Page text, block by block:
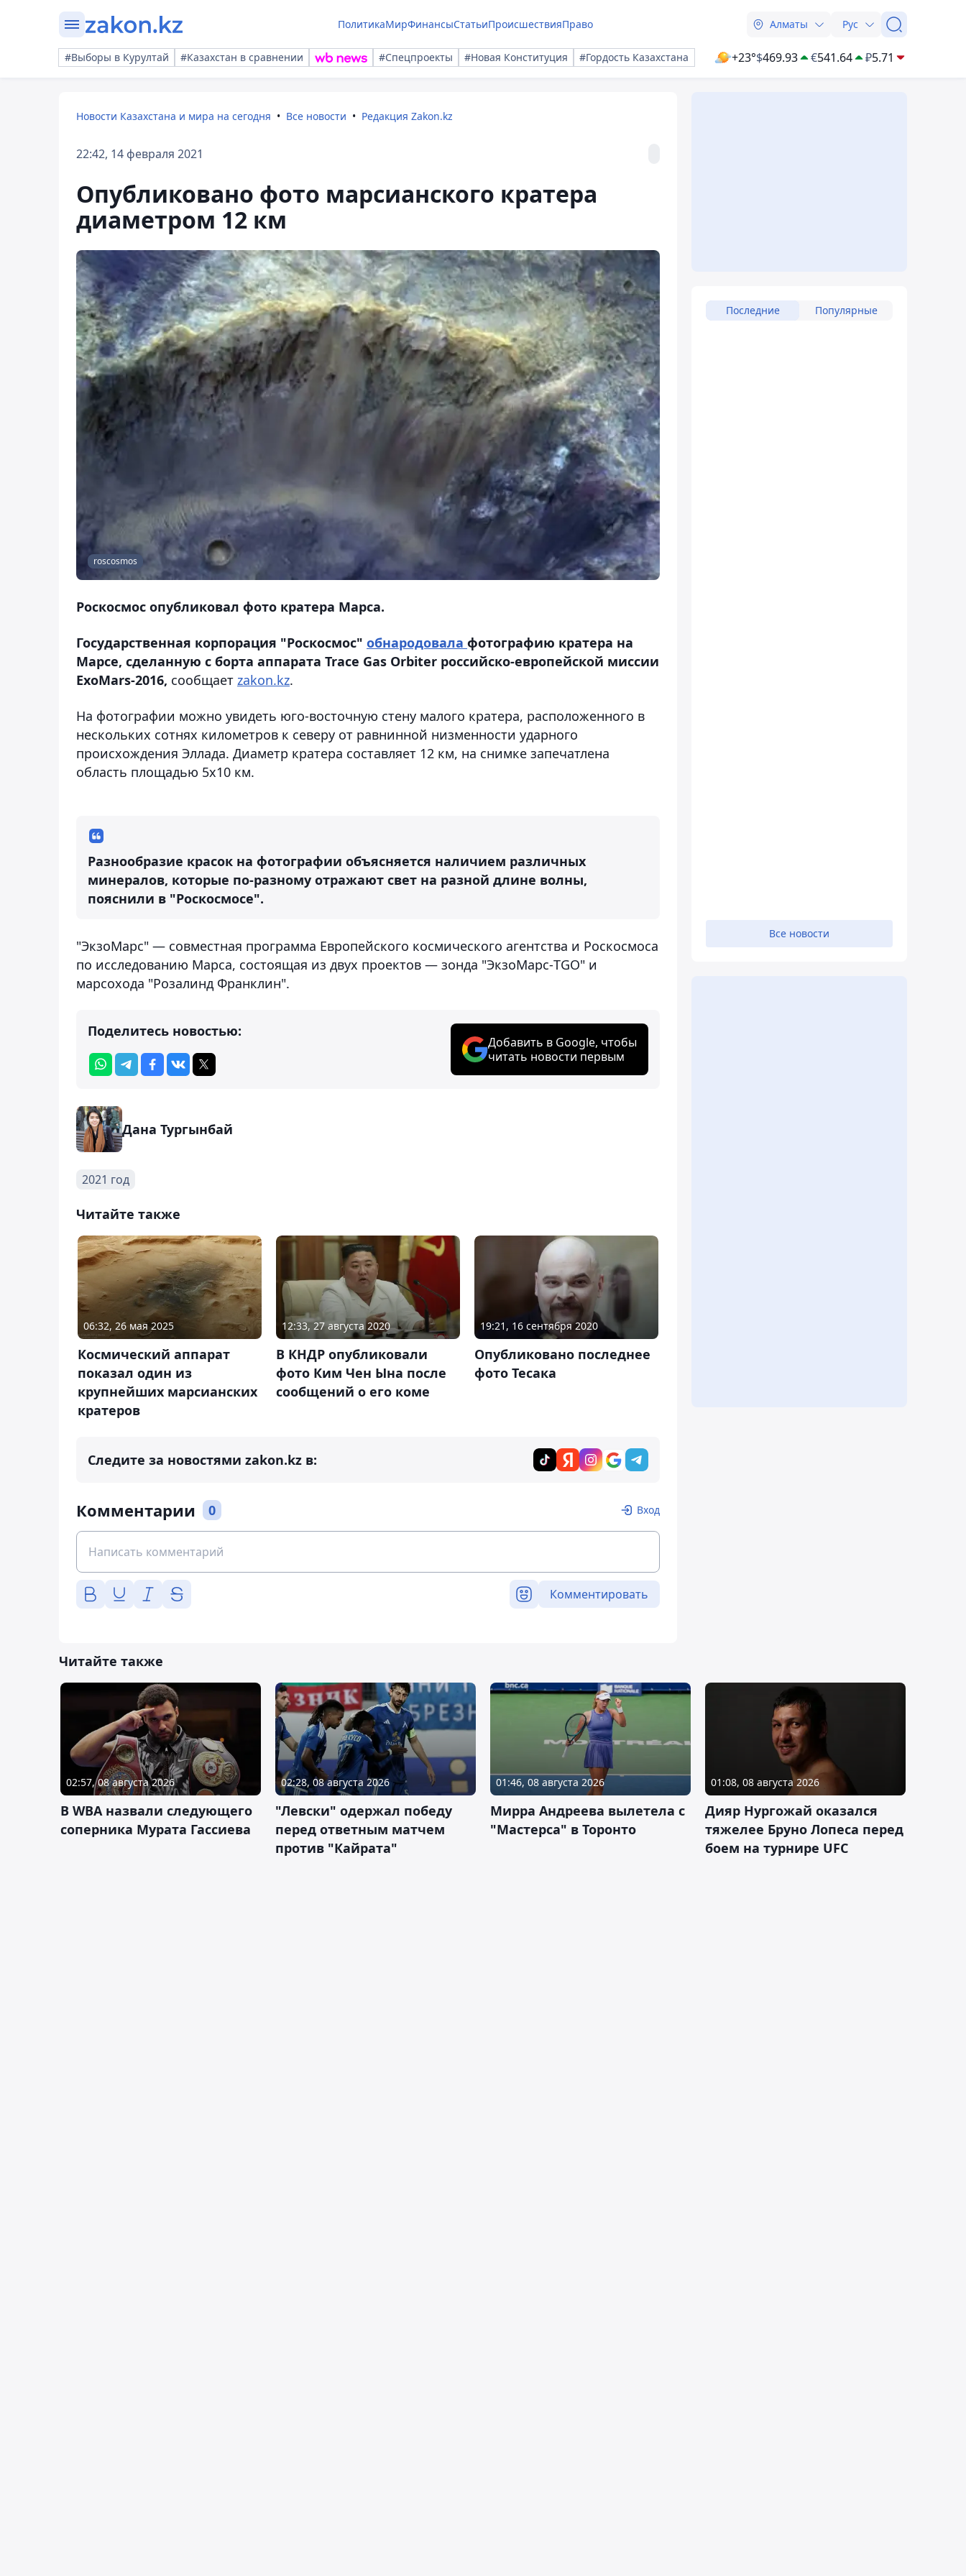
ПолитикаМирФинансыСтатьиПроисшествияПраво Алматы Рус
#Выборы в Курултай #Казахстан в сравнении #Спецпроекты #Новая Конституция #Гордость Казахстана +23°$469.93 €541.64 ₽5.71
Новости Казахстана и мира на сегодня Все новости Редакция Zakon.kz
22:42, 14 февраля 2021
Опубликовано фото марсианского кратера
диаметром 12 км
roscosmos
Роскосмос опубликовал фото кратера Марса.
Государственная корпорация "Роскосмос" обнародовала фотографию кратера на
Марсе, сделанную с борта аппарата Trace Gas Orbiter российско-европейской миссии
ExoMars-2016, сообщает zakon.kz.
На фотографии можно увидеть юго-восточную стену малого кратера, расположенного в
нескольких сотнях километров к северу от равнинной низменности ударного
происхождения Эллада. Диаметр кратера составляет 12 км, на снимке запечатлена
область площадью 5х10 км.
Разнообразие красок на фотографии объясняется наличием различных
минералов, которые по-разному отражают свет на разной длине волны,
пояснили в "Роскосмосе".
"ЭкзоМарс" — совместная программа Европейского космического агентства и Роскосмоса
по исследованию Марса, состоящая из двух проектов — зонда "ЭкзоМарс-TGO" и
марсохода "Розалинд Франклин".
Поделитесь новостью:
Добавить в Google, чтобы
читать новости первым
Дана Тургынбай
2021 год
Читайте также
06:32, 26 мая 2025
Космический аппарат
показал один из
крупнейших марсианских
кратеров
12:33, 27 августа 2020
В КНДР опубликовали
фото Ким Чен Ына после
сообщений о его коме
19:21, 16 сентября 2020
Опубликовано последнее
фото Тесака
Следите за новостями zakon.kz в:
Комментарии 0 Вход
Комментировать
Последние Популярные
Все новости
Читайте также
02:57, 08 августа 2026
В WBA назвали следующего
соперника Мурата Гассиева
02:28, 08 августа 2026
"Левски" одержал победу
перед ответным матчем
против "Кайрата"
01:46, 08 августа 2026
Мирра Андреева вылетела с
"Мастерса" в Торонто
01:08, 08 августа 2026
Дияр Нургожай оказался
тяжелее Бруно Лопеса перед
боем на турнире UFC